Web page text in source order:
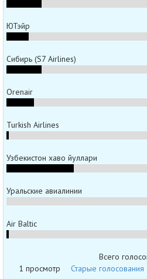
ЮТэйр
Сибирь (S7 Airlines)
Orenair
Turkish Airlines
Узбекистон хаво йуллари
Уральские авиалинии
Air Baltic
Всего
1 просмотр
Старые голосования